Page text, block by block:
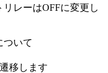
レーはOFFに変更し
ついて
移します